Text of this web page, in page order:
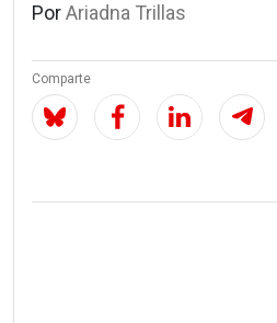
PorAriadna Trillas
Comparte